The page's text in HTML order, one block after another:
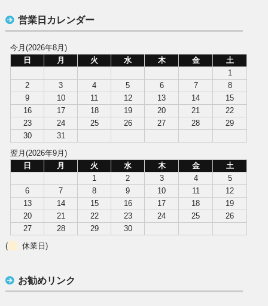
営業日カレンダー
今月(2026年8月)
日
月 火 水 木 金
土
1
2
3 4 5 6 7
8
9
10 11 12 13 14
15
16
17 18 19 20 21
22
23
24 25 26 27 28
29
30
31
翌月(2026年9月)
日
月 火 水 木 金
土
1
2 3 4
5
6
7 8 9 10 11
12
13
14 15 16 17 18
19
20
21 22 23 24 25
26
27
28 29
30
(
休業日)
お勧めリンク